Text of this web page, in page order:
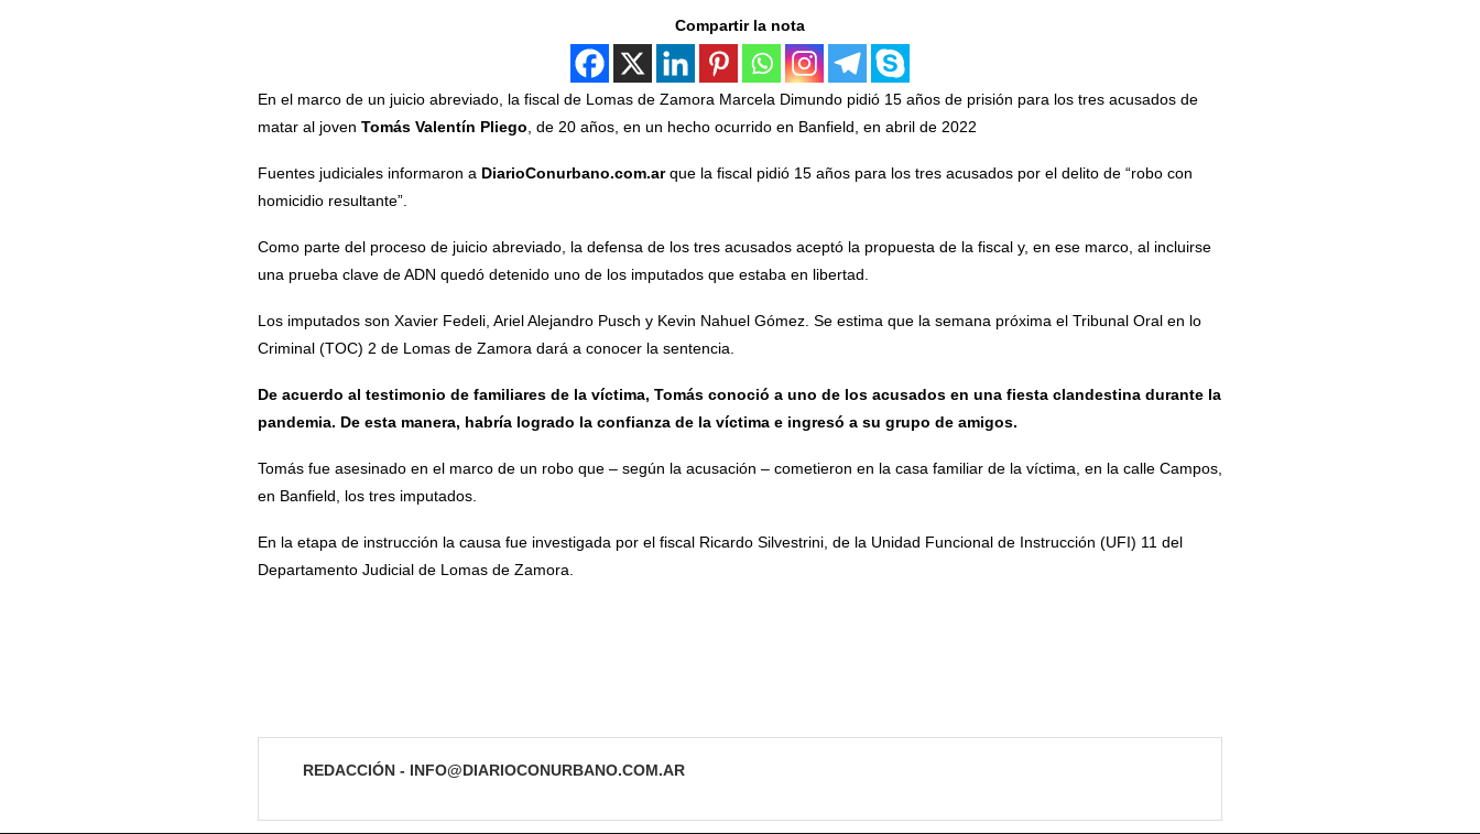
Compartir la nota
En el marco de un juicio abreviado, la fiscal de Lomas de Zamora Marcela Dimundo pidió 15 años de prisión para los tres acusados de
matar al joven Tomás Valentín Pliego , de 20 años, en un hecho ocurrido en Banfield, en abril de 2022
Fuentes judiciales informaron a DiarioConurbano.com.arque la fiscal pidió 15 años para los tres acusados por el delito de “robo con
homicidio resultante”.
Como parte del proceso de juicio abreviado, la defensa de los tres acusados aceptó la propuesta de la fiscal y, en ese marco, al incluirse
una prueba clave de ADN quedó detenido uno de los imputados que estaba en libertad.
Los imputados son Xavier Fedeli, Ariel Alejandro Pusch y Kevin Nahuel Gómez. Se estima que la semana próxima el Tribunal Oral en lo
Criminal (TOC) 2 de Lomas de Zamora dará a conocer la sentencia.
De acuerdo al testimonio de familiares de la víctima, Tomás conoció a uno de los acusados en una fiesta clandestina durante la
pandemia. De esta manera, habría logrado la confianza de la víctima e ingresó a su grupo de amigos.
Tomás fue asesinado en el marco de un robo que – según la acusación – cometieron en la casa familiar de la víctima, en la calle Campos,
en Banfield, los tres imputados.
En la etapa de instrucción la causa fue investigada por el fiscal Ricardo Silvestrini, de la Unidad Funcional de Instrucción (UFI) 11 del
Departamento Judicial de Lomas de Zamora.
REDACCIÓN - INFO@DIARIOCONURBANO.COM.AR